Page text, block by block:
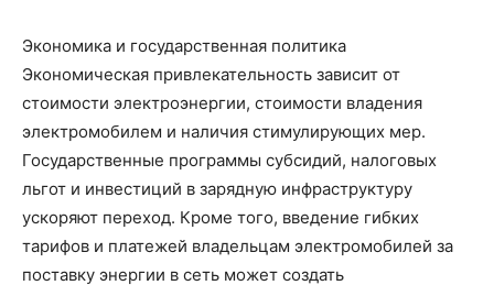
Экономика и государственная политика
Экономическая привлекательность зависит от
стоимости электроэнергии, стоимости владения
электромобилем и наличия стимулирующих мер.
Государственные программы субсидий, налоговых
льгот и инвестиций в зарядную инфраструктуру
ускоряют переход. Кроме того, введение гибких
тарифов и платежей владельцам электромобилей за
поставку энергии в сеть может создать